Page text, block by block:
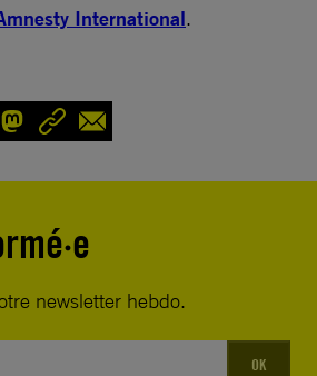
International.
newsletter hebdo.
OK